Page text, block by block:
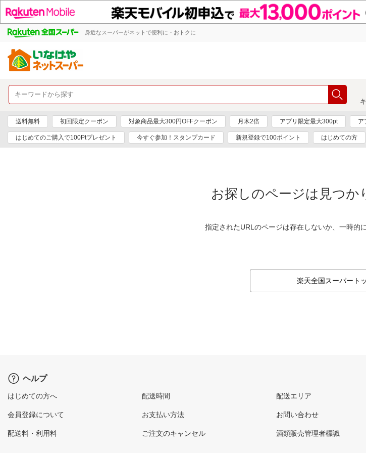
身近なスーパーがネットで便利に・おトクに
送料無料 初回限定クーポン 対象商品最大300円OFFクーポン 月木2倍 アプリ限定最大300pt ア
はじめてのご購入で100Ptプレゼント 今すぐ参加！スタンプカード 新規登録で100ポイント はじめての方
お探しのページは見つか
指定されたURLのページは存在しないか、一時的
楽天全国スーパート
ヘルプ
はじめての方へ
会員登録について
配送料・利用料
配送時間
お支払い方法
ご注文のキャンセル
配送エリア
お問い合わせ
酒類販売管理者標識